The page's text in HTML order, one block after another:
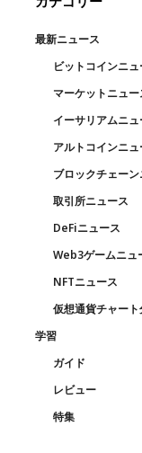
最新ニュース
ビットコインニュ
マーケットニュー
イーサリアムニュ
アルトコインニュ
ブロックチェー
取引所ニュース
DeFiニュース
Web3ゲームニュ
NFTニュース
仮想通貨チャート
学習
ガイド
レビュー
特集